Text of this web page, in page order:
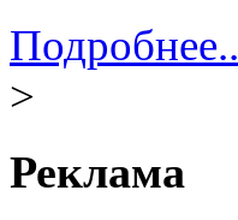
>
Реклама